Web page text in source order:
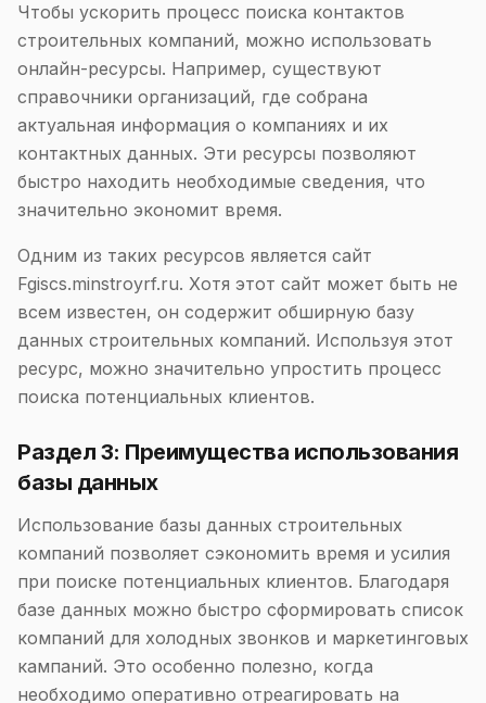
Чтобы ускорить процесс поиска контактов
строительных компаний, можно использовать
онлайн-ресурсы. Например, существуют
справочники организаций, где собрана
актуальная информация о компаниях и их
контактных данных. Эти ресурсы позволяют
быстро находить необходимые сведения, что
значительно экономит время.
Одним из таких ресурсов является сайт
Fgiscs.minstroyrf.ru. Хотя этот сайт может быть не
всем известен, он содержит обширную базу
данных строительных компаний. Используя этот
ресурс, можно значительно упростить процесс
поиска потенциальных клиентов.
Раздел 3: Преимущества использования
базы данных
Использование базы данных строительных
компаний позволяет сэкономить время и усилия
при поиске потенциальных клиентов. Благодаря
базе данных можно быстро сформировать список
компаний для холодных звонков и маркетинговых
кампаний. Это особенно полезно, когда
необходимо оперативно отреагировать на